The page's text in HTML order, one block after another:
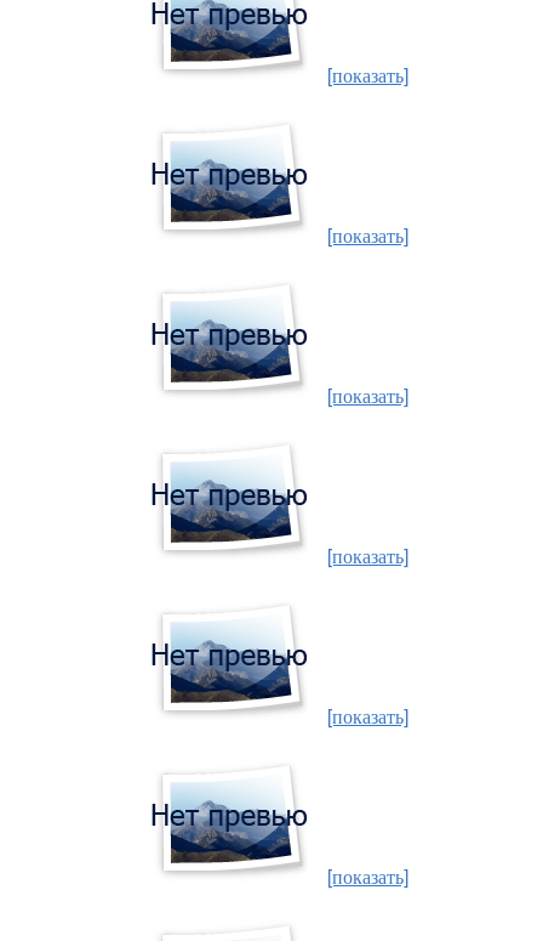
[показать]
[показать]
[показать]
[показать]
[показать]
[показать]